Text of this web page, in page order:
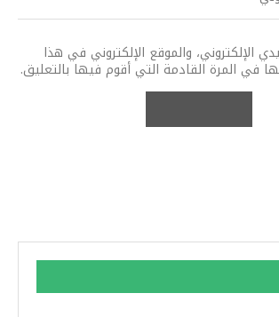
الإلكتروني، والموقع الإلكتروني في هذا
في المرة القادمة التي أقوم فيها بالتعليق.